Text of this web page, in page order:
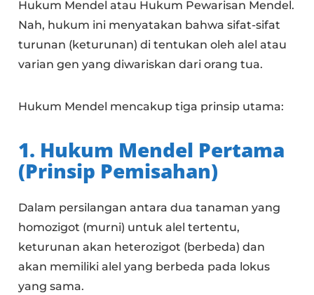
Hukum Mendel atau Hukum Pewarisan Mendel.
Nah, hukum ini menyatakan bahwa sifat-sifat
turunan (keturunan) di tentukan oleh alel atau
varian gen yang diwariskan dari orang tua.
Hukum Mendel mencakup tiga prinsip utama:
1. Hukum Mendel Pertama
(Prinsip Pemisahan)
Dalam persilangan antara dua tanaman yang
homozigot (murni) untuk alel tertentu,
keturunan akan heterozigot (berbeda) dan
akan memiliki alel yang berbeda pada lokus
yang sama.